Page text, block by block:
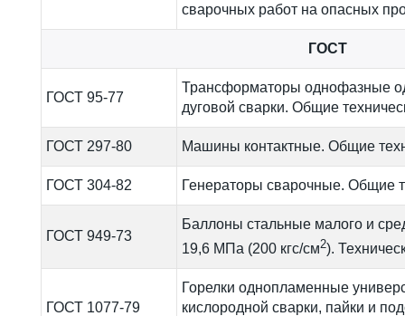
сварочных работ на опасных
ГОСТ
ГОСТ 95-77
Трансформаторы однофазные
дуговой сварки. Общие
ГОСТ 297-80 Машины контактные. Общие
ГОСТ 304-82 Генераторы сварочные. Общие
ГОСТ 949-73
Баллоны стальные малого и
19,6 МПа (200 кгс/см2).
ГОСТ 1077-79
Горелки однопламенные
кислородной сварки, пайки и